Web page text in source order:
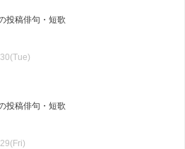
投稿俳句・短歌
投稿俳句・短歌